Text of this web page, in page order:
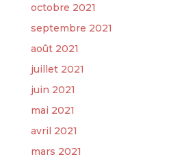
octobre 2021
septembre 2021
août 2021
juillet 2021
juin 2021
mai 2021
avril 2021
mars 2021